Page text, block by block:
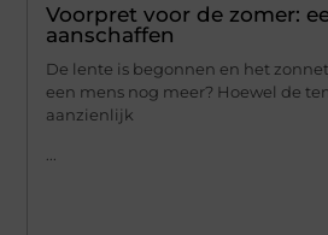
Voorpret voor de zomer:
aanschaffen
De lente is begonnen en het
een mens nog meer? Hoewel de
aanzienlijk